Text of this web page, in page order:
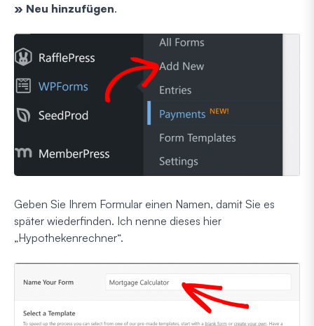
» Neu hinzufügen.
Geben Sie Ihrem Formular einen Namen, damit Sie es
später wiederfinden. Ich nenne dieses hier
„Hypothekenrechner“.